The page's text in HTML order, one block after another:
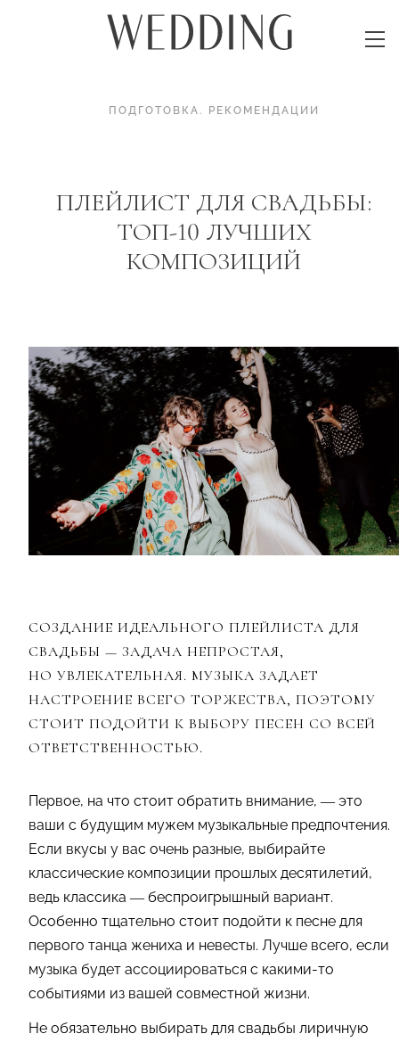
ПОДГОТОВКА. РЕКОМЕНДАЦИИ
ПЛЕЙЛИСТ ДЛЯ СВАДЬБЫ:
ТОП-10 ЛУЧШИХ
КОМПОЗИЦИЙ
СОЗДАНИЕ ИДЕАЛЬНОГО ПЛЕЙЛИСТА ДЛЯ
СВАДЬБЫ — ЗАДАЧА НЕПРОСТАЯ,
НО УВЛЕКАТЕЛЬНАЯ. МУЗЫКА ЗАДАЕТ
НАСТРОЕНИЕ ВСЕГО ТОРЖЕСТВА, ПОЭТОМУ
СТОИТ ПОДОЙТИ К ВЫБОРУ ПЕСЕН СО ВСЕЙ
ОТВЕТСТВЕННОСТЬЮ.
Первое, на что стоит обратить внимание, — это
ваши с будущим мужем музыкальные предпочтения.
Если вкусы у вас очень разные, выбирайте
классические композиции прошлых десятилетий,
ведь классика — беспроигрышный вариант.
Особенно тщательно стоит подойти к песне для
первого танца жениха и невесты. Лучше всего, если
музыка будет ассоциироваться с какими-то
событиями из вашей совместной жизни.
Не обязательно выбирать для свадьбы лиричную